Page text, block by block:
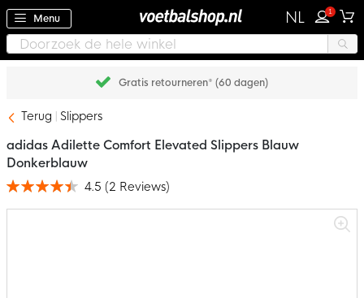
Menu NL 1
Gratis retourneren* (60 dagen)
Terug Slippers
adidas Adilette Comfort Elevated Slippers Blauw
Donkerblauw
Waardering: 4.5 (2 Reviews)